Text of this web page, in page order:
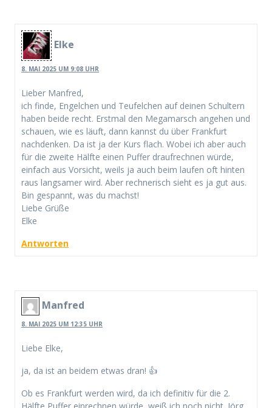
Elke
8. MAI 2025 UM 9:08 UHR
Lieber Manfred,
ich finde, Engelchen und Teufelchen auf deinen Schultern
haben beide recht. Erstmal den Megamarsch angehen und
schauen, wie es läuft, dann kannst du über Frankfurt
nachdenken. Da ist ja der Kurs flach. Wobei ich aber auch
für die zweite Hälfte einen Puffer draufrechnen würde,
einfach aus Vorsicht, weils ja auch beim laufen oft hinten
raus langsamer wird. Aber rechnerisch sieht es ja gut aus.
Bin gespannt, was du machst!
Liebe Grüße
Elke
Antworten
Manfred
8. MAI 2025 UM 12:35 UHR
Liebe Elke,
ja, da ist an beidem etwas dran! 👍
Ob es Frankfurt werden wird, da ich definitiv für die 2.
Hälfte Puffer einrechnen würde, weiß ich noch nicht. Jörg